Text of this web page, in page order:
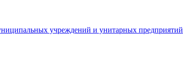
учреждений и унитарных предприятий